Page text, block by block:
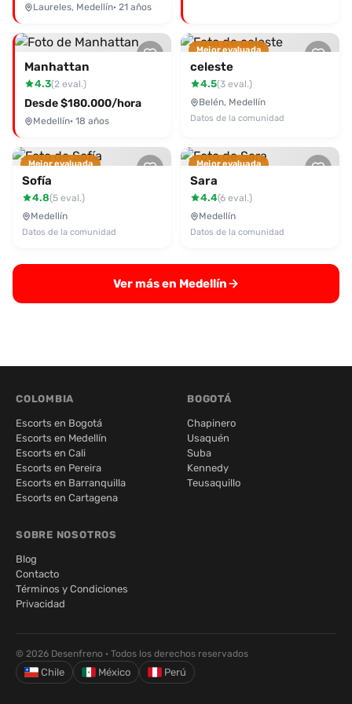
Laureles, Medellín· 21 años
Manhattan
4.3(2 eval.)
Desde $180.000/hora
Medellín· 18 años
Mejor evaluada
celeste
4.5(3 eval.)
Belén, Medellín
Datos de la comunidad
Mejor evaluada
Sofía
4.8(5 eval.)
Medellín
Datos de la comunidad
Mejor evaluada
Sara
4.4(6 eval.)
Medellín
Datos de la comunidad
Ver más en Medellín
COLOMBIA
Escorts en Bogotá
Escorts en Medellín
Escorts en Cali
Escorts en Pereira
Escorts en Barranquilla
Escorts en Cartagena
BOGOTÁ
Chapinero
Usaquén
Suba
Kennedy
Teusaquillo
SOBRE NOSOTROS
Blog
Contacto
Términos y Condiciones
Privacidad
© 2026 Desenfreno · Todos los derechos reservados
Chile México Perú